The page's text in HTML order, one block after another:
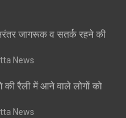
जागरूक व सतर्क रहने की
News
की रैली में आने वाले लोगों को
News